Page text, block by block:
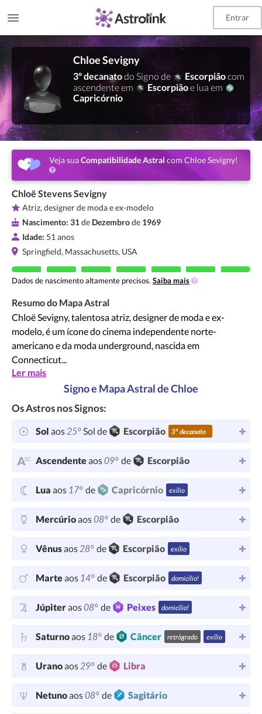
Entrar
Chloe Sevigny
3º decanatodo Signo de Escorpiãocom
ascendente em
Escorpiãoe lua em
Capricórnio
Veja suaCompatibilidade Astral com Chloe Sevigny!
Chloë Stevens Sevigny
Atriz, designer de moda e ex-modelo
Nascimento: 31de Dezembrode 1969
Idade: 51 anos
Springfield, Massachusetts, USA
Dados de nascimento altamente precisos. Saiba mais
Resumo do Mapa Astral
Chloë Sevigny, talentosa atriz, designer de moda e ex-
modelo, é um ícone do cinema independente norte-
americano e da moda underground, nascida em
Connecticut...
Ler mais
Signo e Mapa Astral de Chloe
Os Astros nos Signos:
Sol aos25°Sol de Escorpião 3º decanato
Ascendenteaos09° de Escorpião
Lua aos 17° de Capricórnio exílio
Mercúrioaos08° de Escorpião
Vênusaos28° de Escorpião exílio
Marteaos 14° de Escorpião domicílio!
Júpiteraos08° de Peixes domicílio!
Saturnoaos 18° de Câncer retrógrado exílio
Uranoaos29° de Libra
Netunoaos08° de Sagitário